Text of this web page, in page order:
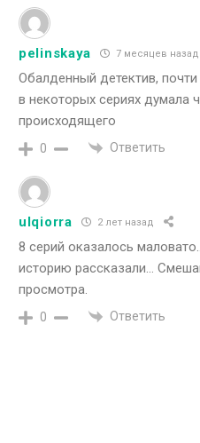
pelinskaya 7 месяцев назад
Обалденный детектив,
в некоторых сериях думала
происходящего
0 Ответить
ulqiorra 2 лет назад
8 серий оказалось
историю рассказали…
просмотра.
0 Ответить